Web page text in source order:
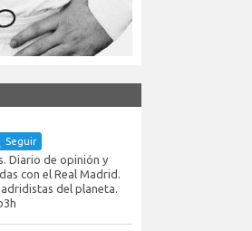
Seguir
Diario de opinión y
con el Real Madrid.
del planeta.